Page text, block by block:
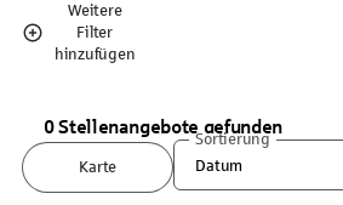
Weitere
Filter
hinzufügen
0 Stellenangebote gefunden
Karte
Sortierung
Datum